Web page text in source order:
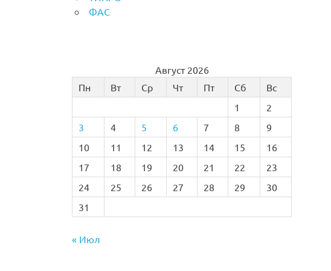
ФАС
Август 2026
Пн
Вт Ср Чт Пт Сб
Вс
1
2
3
4 5 6 7 8
9
10
11 12 13 14 15
16
17
18 19 20 21 22
23
24
25 26 27 28 29
30
31
« Июл